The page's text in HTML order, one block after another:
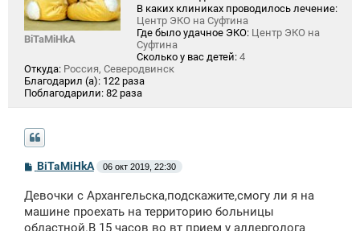
BiTaMiHkA
В каких клиниках проводилось лечение:
Центр ЭКО на Суфтина
Где было удачное ЭКО: Центр ЭКО на
Суфтина
Сколько у вас детей: 4
Откуда: Россия, Северодвинск
Благодарил (а): 122 раза
Поблагодарили: 82 раза
С
о
б
щ
BiTaMiHkA 06 окт 2019, 22:30
Девочки с Архангельска,подскажите,смогу ли я на
машине проехать на территорию больницы
областной.В 15 часов во вт прием у аллерголога